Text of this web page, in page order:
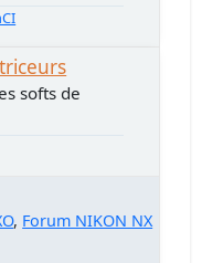
softs de
Forum NIKON NX